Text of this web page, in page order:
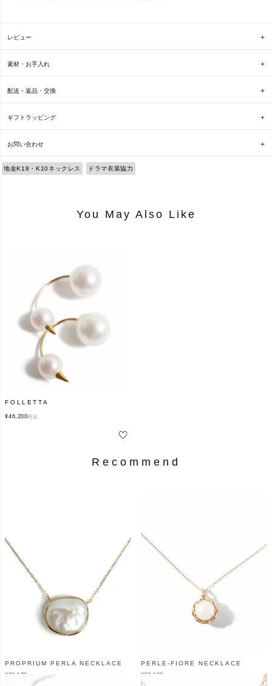
レビュー
素材・お手入れ
配送・返品・交換
ギフトラッピング
お問い合わせ
地金K18・K10ネックレス ドラマ衣装協力
You May Also Like
FOLLETTA
¥46,200税込
Recommend
PROPRIUM PERLA NECKLACE
¥38,170
PERLE-FIORE NECKLACE
¥50,600